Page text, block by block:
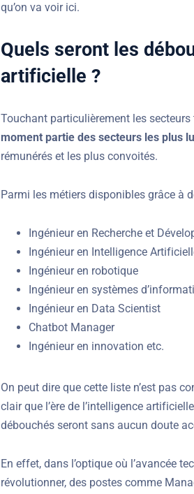
qu’on va voir ici.
Quels seront les
artificielle ?
Touchant particulièrement les
moment partie des secteurs les plus
rémunérés et les plus convoités.
Parmi les métiers disponibles grâce à
Ingénieur en Recherche et
Ingénieur en Intelligence
Ingénieur en robotique
Ingénieur en systèmes
Ingénieur en Data Scientist
Chatbot Manager
Ingénieur en innovation etc.
On peut dire que cette liste n’est pas
clair que l’ère de l’intelligence
débouchés seront sans aucun doute
En effet, dans l’optique où l’avancée
révolutionner, des postes comme